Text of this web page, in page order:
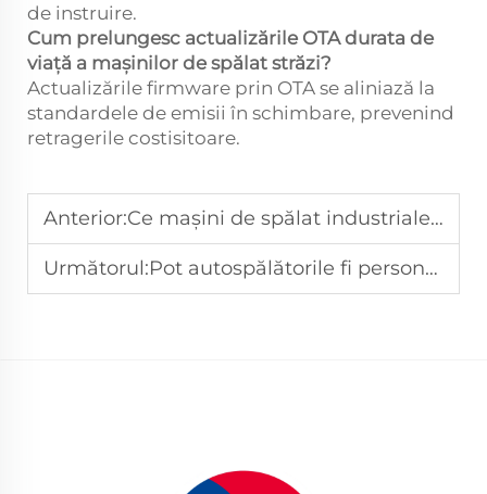
de instruire.
Cum prelungesc actualizările OTA durata de
viață a mașinilor de spălat străzi?
Actualizările firmware prin OTA se aliniază la
standardele de emisii în schimbare, prevenind
retragerile costisitoare.
Anterior:Ce mașini de spălat industriale sunt potrivite pentru curățarea suprafețelor mari din fabrici?
Următorul:Pot autospălătorile fi personalizate pentru nevoile municipale?